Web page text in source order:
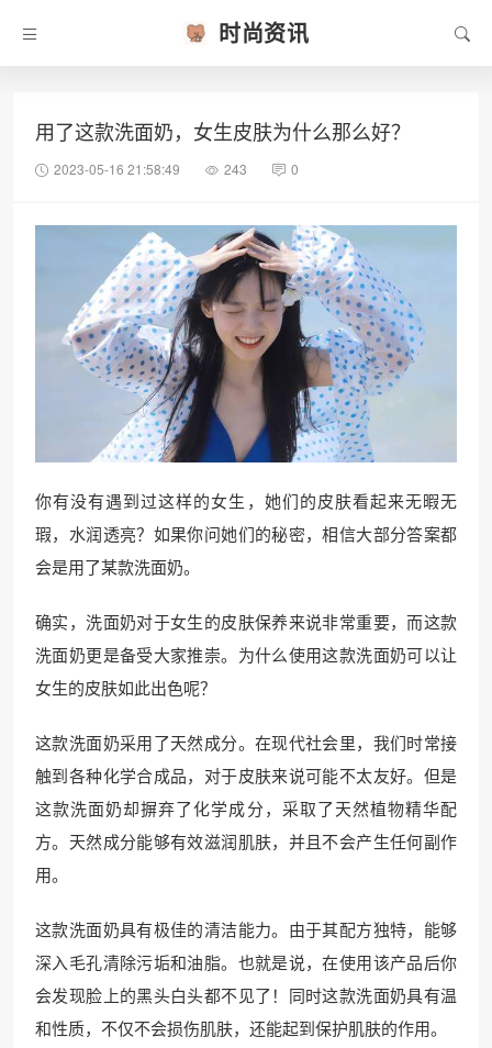
时尚资讯
用了这款洗面奶，女生皮肤为什么那么好？
2023-05-16 21:58:49 243 0
你有没有遇到过这样的女生，她们的皮肤看起来无暇无
瑕，水润透亮？如果你问她们的秘密，相信大部分答案都
会是用了某款洗面奶。
确实，洗面奶对于女生的皮肤保养来说非常重要，而这款
洗面奶更是备受大家推崇。为什么使用这款洗面奶可以让
女生的皮肤如此出色呢？
这款洗面奶采用了天然成分。在现代社会里，我们时常接
触到各种化学合成品，对于皮肤来说可能不太友好。但是
这款洗面奶却摒弃了化学成分，采取了天然植物精华配
方。天然成分能够有效滋润肌肤，并且不会产生任何副作
用。
这款洗面奶具有极佳的清洁能力。由于其配方独特，能够
深入毛孔清除污垢和油脂。也就是说，在使用该产品后你
会发现脸上的黑头白头都不见了！同时这款洗面奶具有温
和性质，不仅不会损伤肌肤，还能起到保护肌肤的作用。